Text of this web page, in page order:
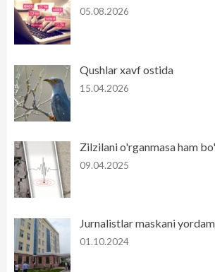
05.08.2026
Qushlar xavf ostida
15.04.2026
Zilzilani o'rganmasa ham
09.04.2025
Jurnalistlar maskani
01.10.2024